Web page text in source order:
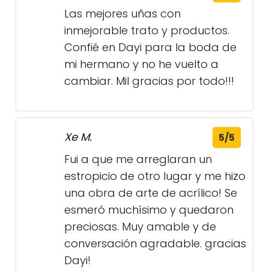
inmejorable trato y productos.
Confié en Dayi para la boda de
mi hermano y no he vuelto a
cambiar. Mil gracias por todo!!!
5/5
Fui a que me arreglaran un
estropicio de otro lugar y me hizo
una obra de arte de acrílico! Se
esmeró muchísimo y quedaron
preciosas. Muy amable y de
conversación agradable. gracias
Dayi!